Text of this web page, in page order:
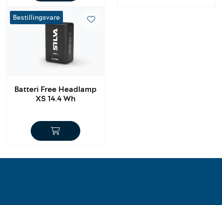
Bestillingsvare
Bestillingsvare
Batteri Free Headlamp
XS 14.4 Wh